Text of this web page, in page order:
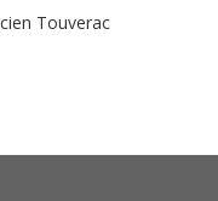
Touverac